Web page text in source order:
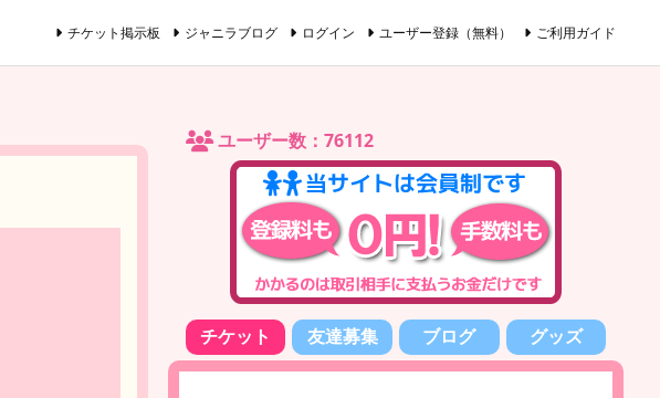
チケット掲示板 ジャニラブログ ログイン ユーザー登録（無料） ご利用ガイド
ユーザー数：76112
チケット 友達募集 ブログ グッズ